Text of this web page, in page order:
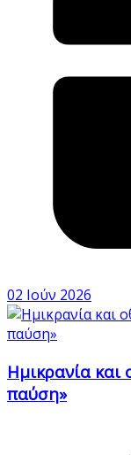
02 Ιούν 2026
Ημικρανία και
παύση»